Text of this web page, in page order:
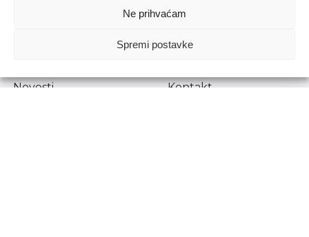
Ne prihvaćam
Spremi postavke
1778129
Prenošenje sadržaja dopušteno je uz navođenje izvora.
Novosti
Kontakt